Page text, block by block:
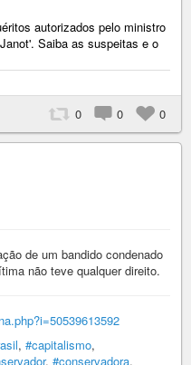
autorizados pelo ministro
Saiba as suspeitas e o
0 0 0
de um bandido condenado
não teve qualquer direito.
, #capitalismo,
, #conservadora,